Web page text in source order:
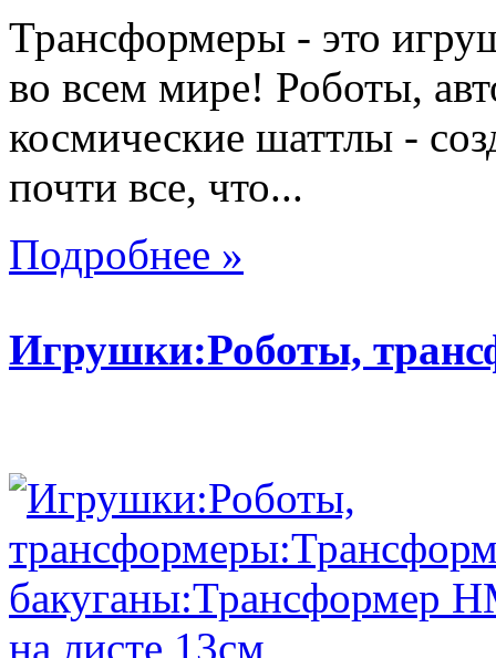
Трансформеры - это
во всем мире! Роботы,
космические шаттлы -
почти все, что...
Подробнее »
Игрушки:Роботы,